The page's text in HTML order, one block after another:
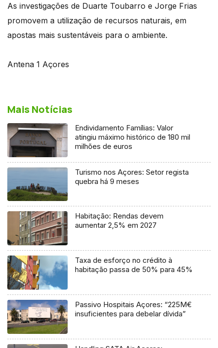
As investigações de Duarte Toubarro e Jorge Frias
promovem a utilização de recursos naturais, em
apostas mais sustentáveis para o ambiente.
Antena 1 Açores
Mais Notícias
Endividamento Famílias: Valor
atingiu máximo histórico de 180 mil
milhões de euros
Turismo nos Açores: Setor regista
quebra há 9 meses
Habitação: Rendas devem
aumentar 2,5% em 2027
Taxa de esforço no crédito à
habitação passa de 50% para 45%
Passivo Hospitais Açores: “225M€
insuficientes para debelar dívida”